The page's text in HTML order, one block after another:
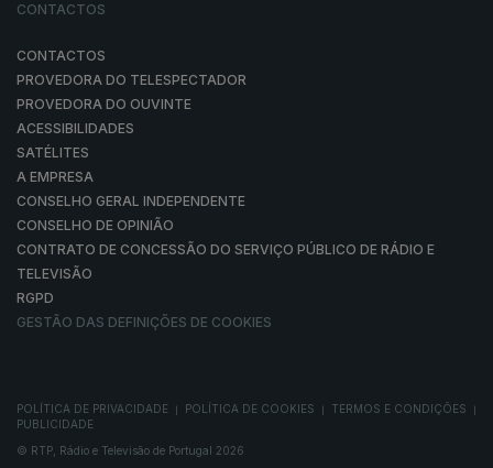
CONTACTOS
CONTACTOS
PROVEDORA DO TELESPECTADOR
PROVEDORA DO OUVINTE
ACESSIBILIDADES
SATÉLITES
A EMPRESA
CONSELHO GERAL INDEPENDENTE
CONSELHO DE OPINIÃO
CONTRATO DE CONCESSÃO DO SERVIÇO PÚBLICO DE RÁDIO E
TELEVISÃO
RGPD
GESTÃO DAS DEFINIÇÕES DE COOKIES
POLÍTICA DE PRIVACIDADE POLÍTICA DE COOKIES TERMOS E CONDIÇÕES
PUBLICIDADE
© RTP, Rádio e Televisão de Portugal 2026